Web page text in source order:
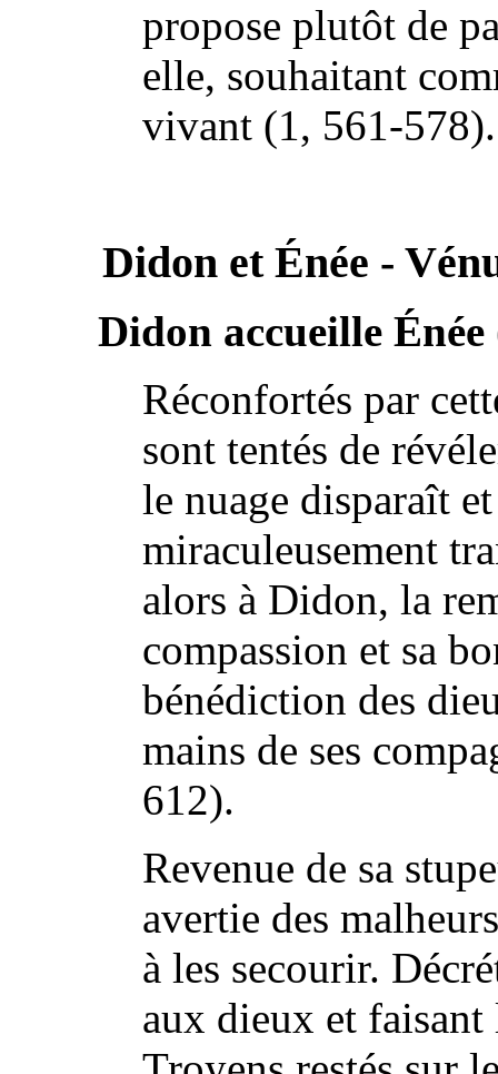
propose plutôt de
elle, souhaitant
vivant (1, 561-578).
Didon et Énée -
Didon accueille Énée
Réconfortés par
sont tentés de
le nuage disparaît
miraculeusement
alors à Didon, la
compassion et sa
bénédiction des
mains de ses
612).
Revenue de sa
avertie des
à les secourir.
aux dieux et